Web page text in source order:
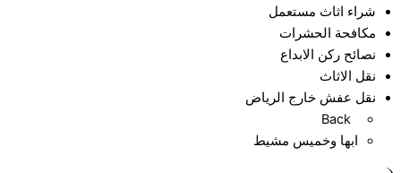
شراء اثاث مستعمل
مكافحة الحشرات
نصائح ركن الابداع
نقل الاثاث
نقل عفش خارج الرياض
ابها وخميس مشيط